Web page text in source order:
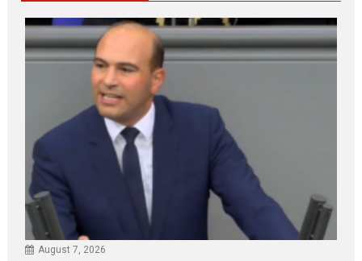
August 7, 2026